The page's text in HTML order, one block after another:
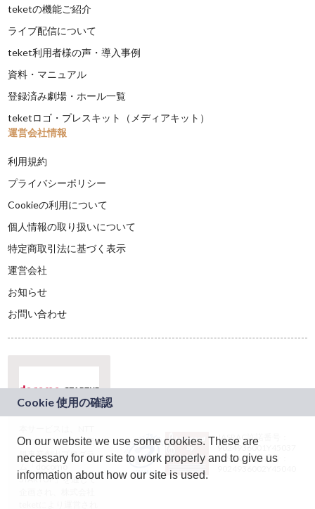
teketの機能ご紹介
ライブ配信について
teket利用者様の声・導入事例
資料・マニュアル
登録済み劇場・ホール一覧
teketロゴ・プレスキット（メディアキット）
運営会社情報
利用規約
プライバシーポリシー
Cookieの利用について
個人情報の取り扱いについて
特定商取引法に基づく表示
運営会社
お知らせ
お問い合わせ
ドコモグループの新
規事業創出プログラ
ム「docomo
STARTUP」を通じて
JASRAC許諾番号：
9024936001Y45037
JASRAC許諾番号：
On our website we use some cookies. These are
necessary for our site to work properly and to give us
information about how our site is used.